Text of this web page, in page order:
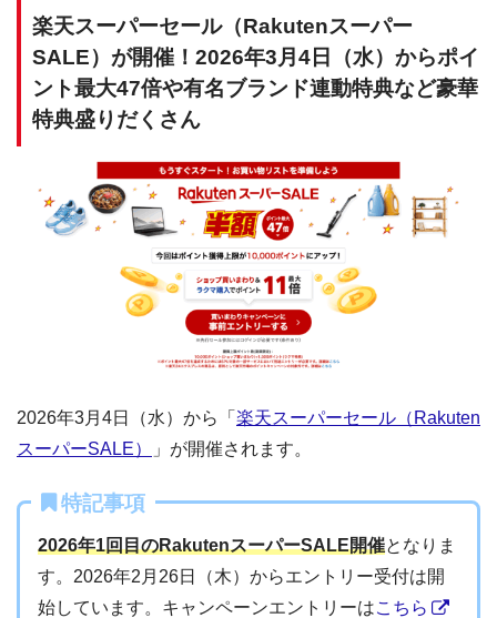
楽天スーパーセール（Rakutenスーパー
SALE）が開催！2026年3月4日（水）からポイ
ント最大47倍や有名ブランド連動特典など豪華
特典盛りだくさん
2026年3月4日（水）から「 楽天スーパーセール（Rakuten
スーパーSALE）
」が開催されます。
特記事項
2026年1回目のRakutenスーパーSALE開催となりま
す。2026年2月26日（木）からエントリー受付は開
始しています。キャンペーンエントリーはこちら